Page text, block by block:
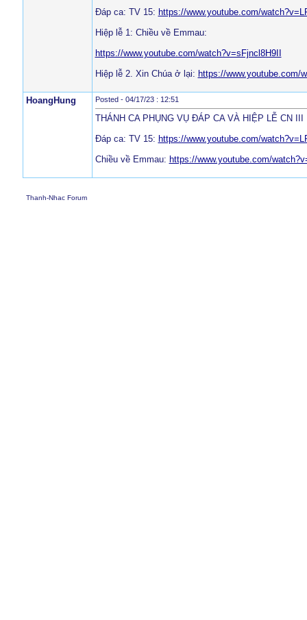
Đáp ca: TV 15: https://www.youtube.com/
Hiệp lễ 1: Chiều về Emmau:
https://www.youtube.com/watch?v=sFjncl8H9II
Hiệp lễ 2. Xin Chúa ở lại: https://www.youtube.com/
HoangHung Posted - 04/17/23 : 12:51
THÁNH CA PHỤNG VỤ ĐÁP CA VÀ HIỆP LỄ CN III
Đáp ca: TV 15: https://www.youtube.com/
Chiều về Emmau: https://www.youtube.com/
Thanh-Nhac Forum